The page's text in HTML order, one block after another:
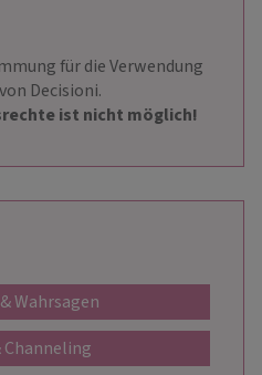
für die Verwendung
Decisioni.
ist nicht möglich!
Wahrsagen
Channeling